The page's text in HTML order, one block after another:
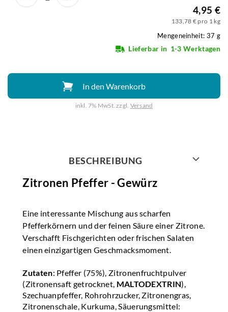
4,95 €
133,78 € pro 1 kg
Mengeneinheit: 37 g
Lieferbar in 1-3 Werktagen
In den Warenkorb
inkl. 7% MwSt. zzgl. Versand
Weiter mit
BESCHREIBUNG
Zitronen Pfeffer - Gewürz
Eine interessante Mischung aus scharfen
Pfefferkörnern und der feinen Säure einer Zitrone.
Verschafft Fischgerichten oder frischen Salaten
einen einzigartigen Geschmacksmoment.
Zutaten: Pfeffer (75%), Zitronenfruchtpulver
(Zitronensaft getrocknet, MALTODEXTRIN),
Szechuanpfeffer, Rohrohrzucker, Zitronengras,
Zitronenschale, Kurkuma, Säuerungsmittel: